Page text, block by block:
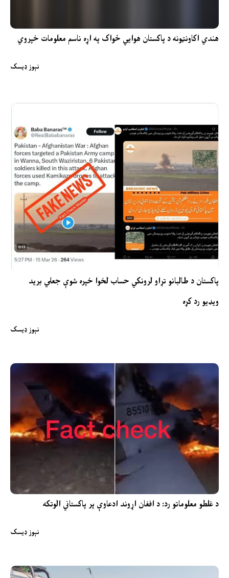
هندي اکاونټونه د پاکستان هوايي ځواک په اړه ناسم معلومات خپروي
نېوز ډیسک
پاکستان د طالبانو تړاو لرونکي حساب لخوا خپره شوې جعلي برید
ویډیو رد کړه
نېوز ډیسک
د غلطو معلوماتو رد: د افغان اړوند ادعاوې پر پاکستاني الوتکه
نېوز ډیسک